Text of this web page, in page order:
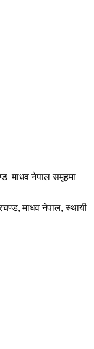
नेपाल समूहमा
माधव नेपाल, स्थायी